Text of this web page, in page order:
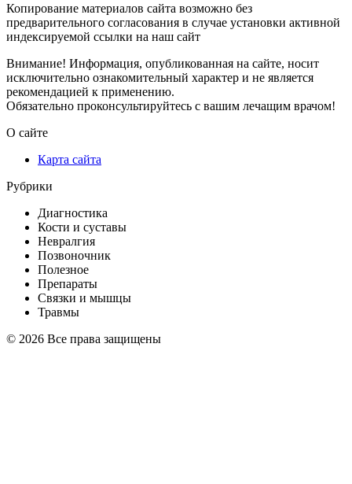
Копирование материалов сайта возможно без
предварительного согласования в случае установки активной
индексируемой ссылки на наш сайт
Внимание! Информация, опубликованная на сайте, носит
исключительно ознакомительный характер и не является
рекомендацией к применению.
Обязательно проконсультируйтесь с вашим лечащим врачом!
О сайте
Карта сайта
Рубрики
Диагностика
Кости и суставы
Невралгия
Позвоночник
Полезное
Препараты
Связки и мышцы
Травмы
© 2026 Все права защищены